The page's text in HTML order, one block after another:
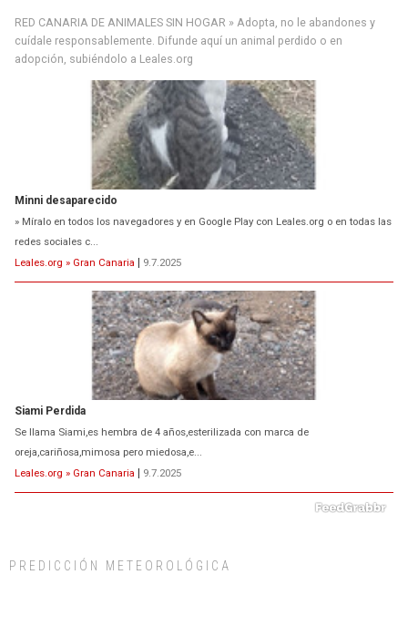
RED CANARIA DE ANIMALES SIN HOGAR » Adopta, no le abandones y
cuídale responsablemente. Difunde aquí un animal perdido o en
adopción, subiéndolo a Leales.org
Minni desaparecido
» Míralo en todos los navegadores y en Google Play con Leales.org o en todas las
redes sociales c...
Leales.org » Gran Canaria | 9.7.2025
Siami Perdida
Se llama Siami,es hembra de 4 años,esterilizada con marca de
oreja,cariñosa,mimosa pero miedosa,e...
Leales.org » Gran Canaria | 9.7.2025
PREDICCIÓN METEOROLÓGICA